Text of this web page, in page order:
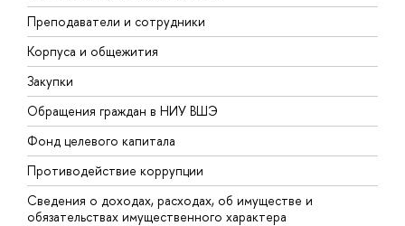
Преподаватели и сотрудники
Корпуса и общежития
Закупки
Обращения граждан в НИУ ВШЭ
Фонд целевого капитала
Противодействие коррупции
Сведения о доходах, расходах, об имуществе и
обязательствах имущественного характера